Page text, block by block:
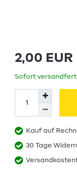
2,00 EUR
Sofort
Kauf auf
30 Tage